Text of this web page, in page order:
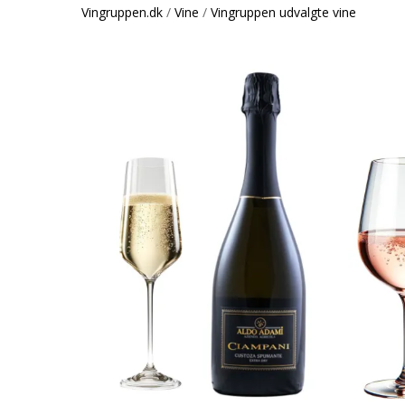
Vingruppen.dk / Vine / Vingruppen udvalgte vine
This